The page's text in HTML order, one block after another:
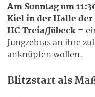
Am Sonntag um
Kielin der Halle
HC Treia/Jübeck–
Jungzebras an ihre
anknüpfen wollen.
Blitzstart als